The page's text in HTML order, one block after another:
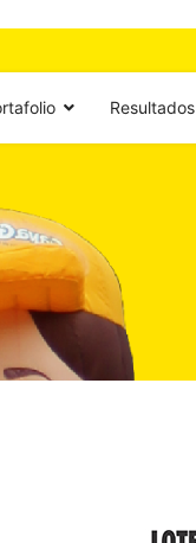
Resultados